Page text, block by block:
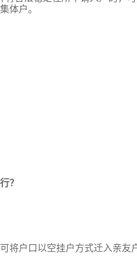
体户。
？
将户口以空挂户方式迁入亲友